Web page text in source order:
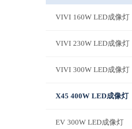
VIVI 160W LED成像灯
VIVI 230W LED成像灯
VIVI 300W LED成像灯
X45 400W LED成像灯
EV 300W LED成像灯